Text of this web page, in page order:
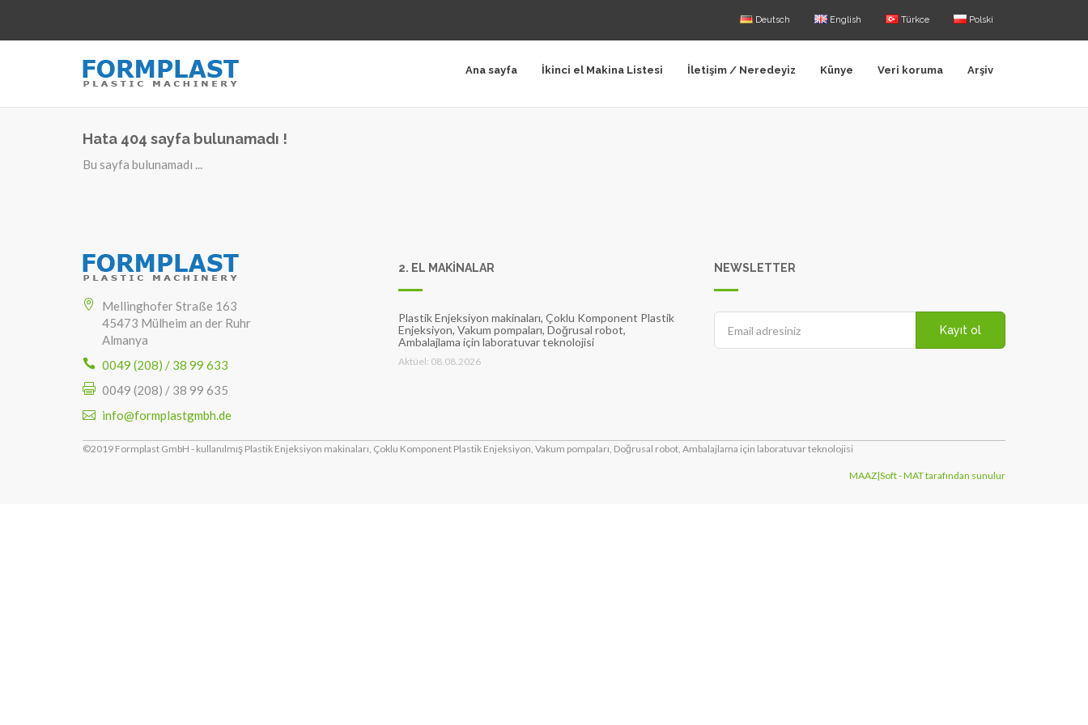
Deutsch English Türkce Polski
Ana sayfa İkinci el Makina Listesi İletişim / Neredeyiz Künye Veri koruma Arşiv
Hata 404 sayfa bulunamadı !
Bu sayfa bulunamadı ...
Mellinghofer Straße 163
45473 Mülheim an der Ruhr
Almanya
0049 (208) / 38 99 633
0049 (208) / 38 99 635
info@formplastgmbh.de
2. EL MAKİNALAR
Plastik Enjeksiyon makinaları, Çoklu Komponent Plastik
Enjeksiyon, Vakum pompaları, Doğrusal robot,
Ambalajlama için laboratuvar teknolojisi
Aktüel: 08.08.2026
NEWSLETTER
Kayıt ol
©2019 Formplast GmbH - kullanılmış Plastik Enjeksiyon makinaları, Çoklu Komponent Plastik Enjeksiyon, Vakum pompaları, Doğrusal robot, Ambalajlama için laboratuvar teknolojisi
MAAZ|Soft - MAT tarafından sunulur